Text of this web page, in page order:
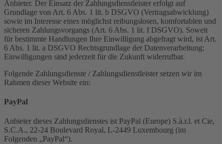
Anbieter. Der Einsatz der Zahlungsdienstleister erfolgt auf
Grundlage von Art. 6 Abs. 1 lit. b DSGVO (Vertragsabwicklung)
sowie im Interesse eines möglichst reibungslosen, komfortablen und
sicheren Zahlungsvorgangs (Art. 6 Abs. 1 lit. f DSGVO). Soweit
für bestimmte Handlungen Ihre Einwilligung abgefragt wird, ist Art.
6 Abs. 1 lit. a DSGVO Rechtsgrundlage der Datenverarbeitung;
Einwilligungen sind jederzeit für die Zukunft widerrufbar.
Folgende Zahlungsdienste / Zahlungsdienstleister setzen wir im
Rahmen dieser Website ein:
PayPal
Anbieter dieses Zahlungsdienstes ist PayPal (Europe) S.à.r.l. et Cie,
S.C.A., 22-24 Boulevard Royal, L-2449 Luxembourg (im
Folgenden „PayPal“).